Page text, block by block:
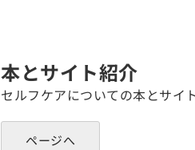
本とサイト紹介
セルフケアについての本とサイ
ページへ